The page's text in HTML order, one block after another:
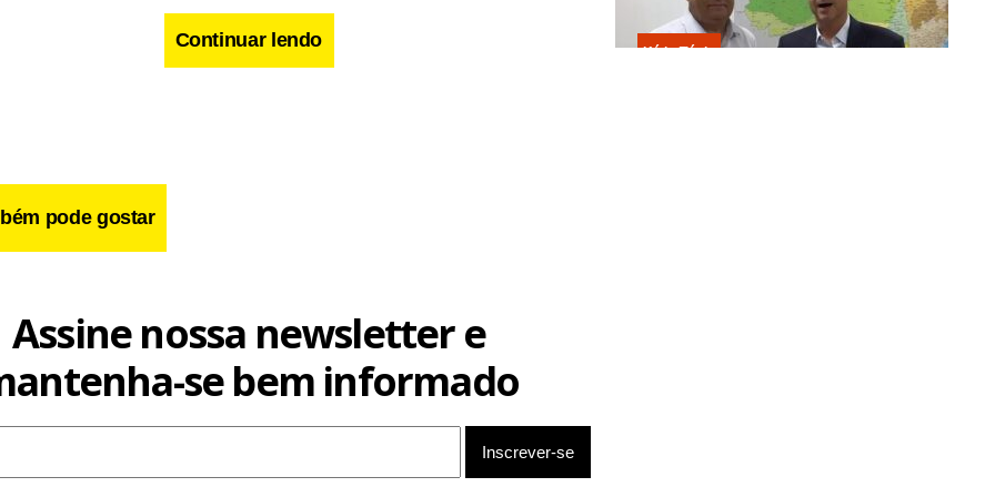
na área de Almo Chowk às 17h locais (9h de Brasília) e provocou
Continuar lendo
pode gostar
Kátia Flávia
Assine nossa newsletter e
se bem informado